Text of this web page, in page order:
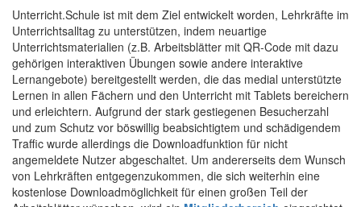
Unterricht.Schule ist mit dem Ziel entwickelt worden, Lehrkräfte im
Unterrichtsalltag zu unterstützen, indem neuartige
Unterrichtsmaterialien (z.B. Arbeitsblätter mit QR-Code mit dazu
gehörigen interaktiven Übungen sowie andere interaktive
Lernangebote) bereitgestellt werden, die das medial unterstützte
Lernen in allen Fächern und den Unterricht mit Tablets bereichern
und erleichtern. Aufgrund der stark gestiegenen Besucherzahl
und zum Schutz vor böswillig beabsichtigtem und schädigendem
Traffic wurde allerdings die Downloadfunktion für nicht
angemeldete Nutzer abgeschaltet. Um andererseits dem Wunsch
von Lehrkräften entgegenzukommen, die sich weiterhin eine
kostenlose Downloadmöglichkeit für einen großen Teil der